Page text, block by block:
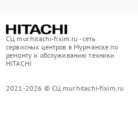
СЦ mur.hitachi-fixim.ru - сеть
сервисных центров в Мурманске по
ремонту и обслуживанию техники
HITACHI
2021-2026 © СЦ mur.hitachi-fixim.ru